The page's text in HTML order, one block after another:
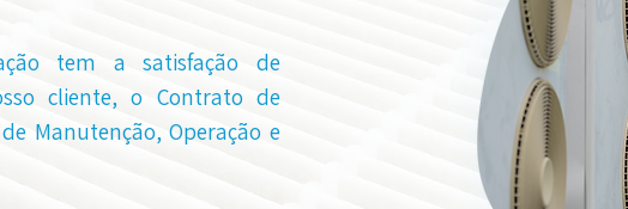
tem a satisfação de
cliente, o Contrato de
Manutenção, Operação e